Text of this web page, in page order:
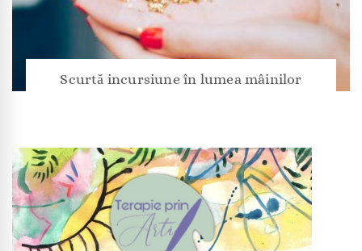
Scurtă incursiune în lumea mâinilor